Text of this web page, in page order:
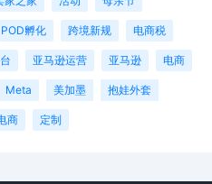
POD孵化 跨境新规 电商税
亚马逊运营 亚马逊 电商
Meta 美加墨 抱娃外套
商 定制